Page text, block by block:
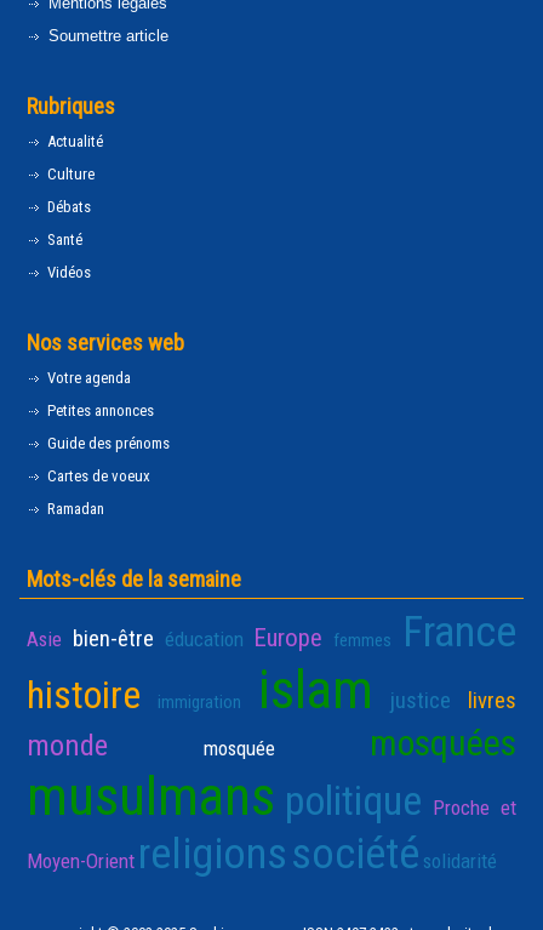
Soumettre article
Rubriques
Actualité
Culture
Débats
Santé
Vidéos
Nos services web
Votre agenda
Petites annonces
Guide des prénoms
Cartes de voeux
Ramadan
Mots-clés de la semaine
Asie bien-être éducation Europe femmes France
histoire immigration islam justice livres
monde mosquée mosquées
musulmans politique Proche et
Moyen-Orient religionssociété solidarité